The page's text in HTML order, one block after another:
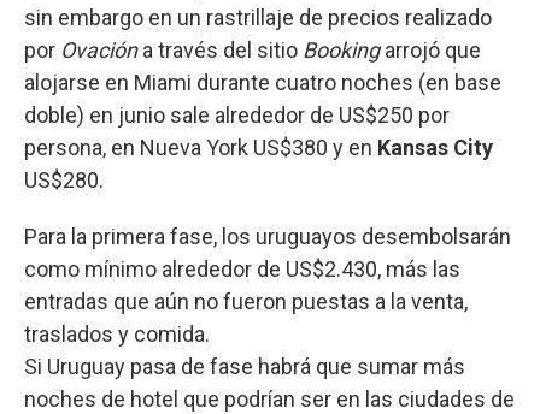
sin embargo en un rastrillaje de precios realizado
por Ovacióna través del sitio Bookingarrojó que
alojarse en Miami durante cuatro noches (en base
doble) en junio sale alrededor de US$250 por
persona, en Nueva York US$380 y en Kansas City
US$280.
Para la primera fase, los uruguayos desembolsarán
como mínimo alrededor de US$2.430, más las
entradas que aún no fueron puestas a la venta,
traslados y comida.
Si Uruguay pasa de fase habrá que sumar más
noches de hotel que podrían ser en las ciudades de